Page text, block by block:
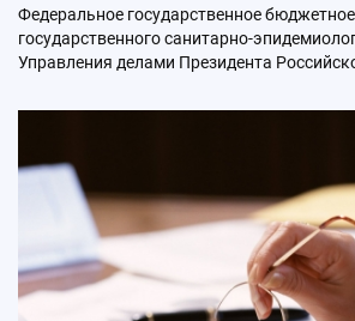
Федеральное государственное
государственного санитарно-
Управления делами Президента